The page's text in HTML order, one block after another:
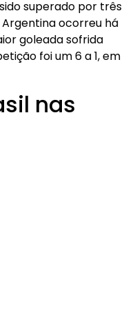
superado por três
ocorreu há
goleada sofrida
foi um 6 a 1, em
nas